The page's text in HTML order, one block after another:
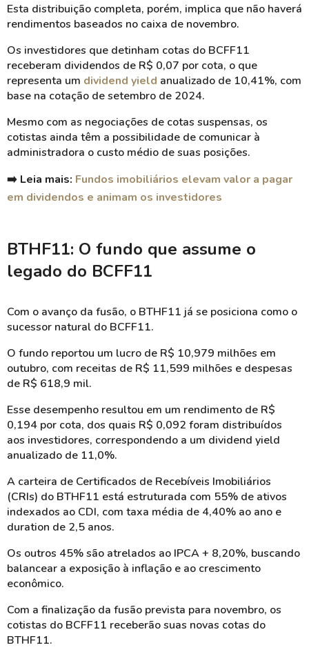
Esta distribuição completa, porém, implica que não haverá
rendimentos baseados no caixa de novembro.
Os investidores que detinham cotas do BCFF11
receberam dividendos de R$ 0,07 por cota, o que
representa um dividend yield anualizado de 10,41%, com
base na cotação de setembro de 2024.
Mesmo com as negociações de cotas suspensas, os
cotistas ainda têm a possibilidade de comunicar à
administradora o custo médio de suas posições.
➡️ Leia mais: Fundos imobiliários elevam valor a pagar
em dividendos e animam os investidores
BTHF11: O fundo que assume o
legado do BCFF11
Com o avanço da fusão, o BTHF11 já se posiciona como o
sucessor natural do BCFF11.
O fundo reportou um lucro de R$ 10,979 milhões em
outubro, com receitas de R$ 11,599 milhões e despesas
de R$ 618,9 mil.
Esse desempenho resultou em um rendimento de R$
0,194 por cota, dos quais R$ 0,092 foram distribuídos
aos investidores, correspondendo a um dividend yield
anualizado de 11,0%.
A carteira de Certificados de Recebíveis Imobiliários
(CRIs) do BTHF11 está estruturada com 55% de ativos
indexados ao CDI, com taxa média de 4,40% ao ano e
duration de 2,5 anos.
Os outros 45% são atrelados ao IPCA + 8,20%, buscando
balancear a exposição à inflação e ao crescimento
econômico.
Com a finalização da fusão prevista para novembro, os
cotistas do BCFF11 receberão suas novas cotas do
BTHF11.